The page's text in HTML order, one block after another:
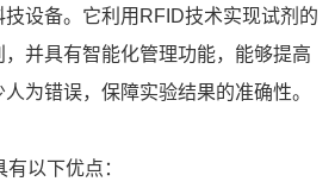
设备。它利用RFID技术实现试剂的
并具有智能化管理功能，能够提高
为错误，保障实验结果的准确性。
以下优点：